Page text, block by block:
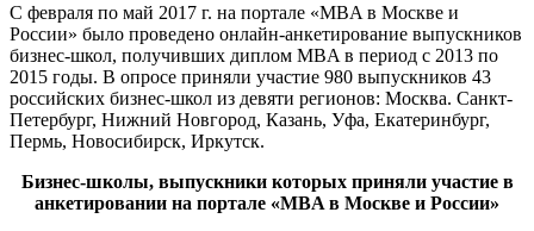
С февраля по май 2017 г. на портале «MBA в Москве и
России» было проведено онлайн-анкетирование выпускников
бизнес-школ, получивших диплом MBA в период с 2013 по
2015 годы. В опросе приняли участие 980 выпускников 43
российских бизнес-школ из девяти регионов: Москва. Санкт-
Петербург, Нижний Новгород, Казань, Уфа, Екатеринбург,
Пермь, Новосибирск, Иркутск.
Бизнес-школы, выпускники которых приняли участие в
анкетировании на портале «MBA в Москве и России»